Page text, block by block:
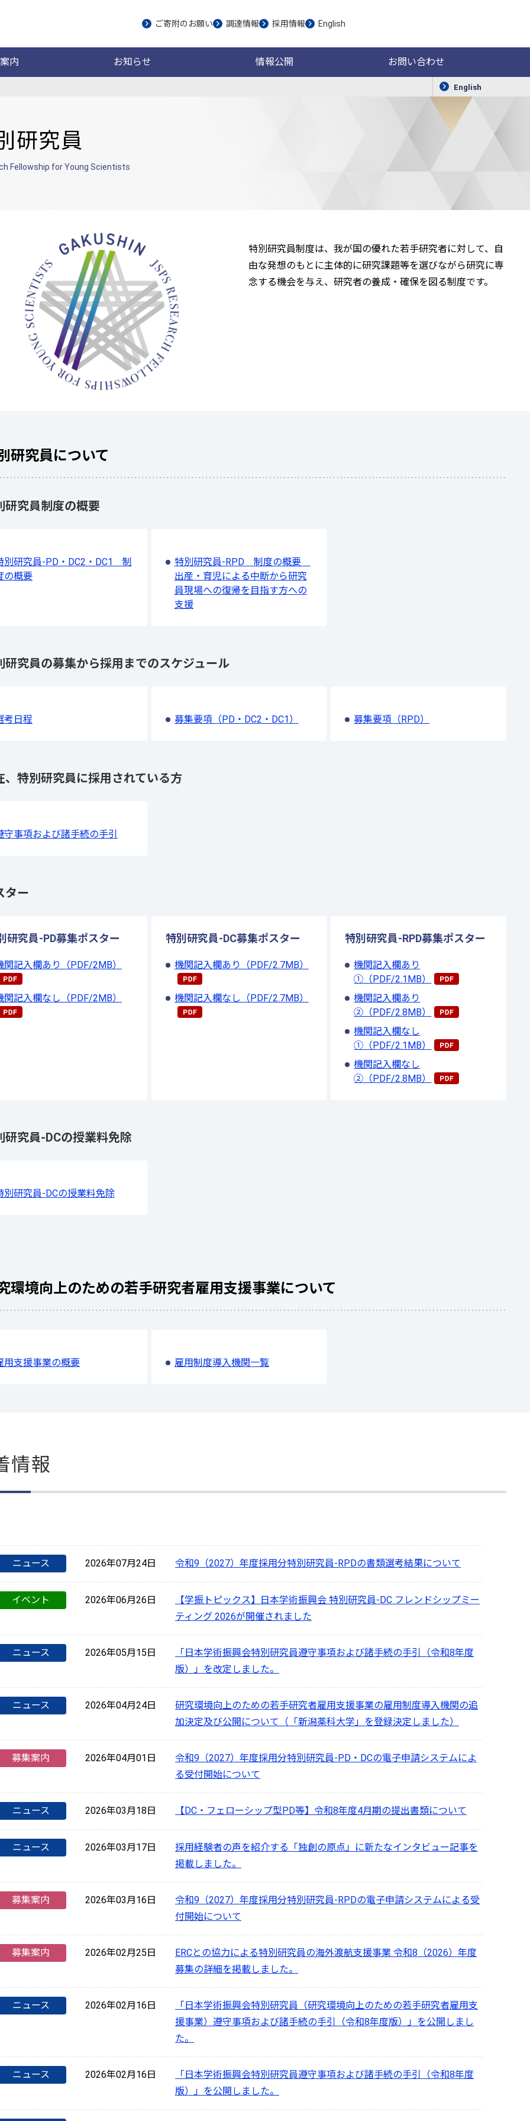
内 お知らせ 情報公開 お問い合わせ
ご寄附のお願い 調達情報 採用情報 English
English
研究員
Fellowship for Young Scientists
特別研究員制度は、我が国の優れた若手研究者に対して、自
由な発想のもとに主体的に研究課題等を選びながら研究に専
念する機会を与え、研究者の養成・確保を図る制度です。
研究員について
研究員制度の概要
別研究員-PD・DC2・DC1 制
の概要
特別研究員-RPD 制度の概要
出産・育児による中断から研究
員現場への復帰を目指す方への
支援
研究員の募集から採用までのスケジュール
考日程 募集要項（PD・DC2・DC1） 募集要項（RPD）
、特別研究員に採用されている方
守事項および諸手続の手引
ター
研究員-PD募集ポスター
関記入欄あり（PDF/2MB）
関記入欄なし（PDF/2MB）
特別研究員-DC募集ポスター
機関記入欄あり（PDF/2.7MB）
機関記入欄なし（PDF/2.7MB）
特別研究員-RPD募集ポスター
機関記入欄あり
①（PDF/2.1MB）
機関記入欄あり
②（PDF/2.8MB）
機関記入欄なし
①（PDF/2.1MB）
機関記入欄なし
②（PDF/2.8MB）
研究員-DCの授業料免除
別研究員-DCの授業料免除
環境向上のための若手研究者雇用支援事業について
用支援事業の概要 雇用制度導入機関一覧
情報
ニュース 2026年07月24日 令和9（2027）年度採用分特別研究員-RPDの書類選考結果について
イベント 2026年06月26日
【学振トピックス】日本学術振興会 特別研究員-DC フレンドシップミー
ティング 2026が開催されました
ニュース 2026年05月15日
「日本学術振興会特別研究員遵守事項および諸手続の手引（令和8年度
版）」を改定しました。
ニュース 2026年04月24日
研究環境向上のための若手研究者雇用支援事業の雇用制度導入機関の追
加決定及び公開について（「新潟薬科大学」を登録決定しました）
募集案内 2026年04月01日
令和9（2027）年度採用分特別研究員-PD・DCの電子申請システムによ
る受付開始について
ニュース 2026年03月18日 【DC・フェローシップ型PD等】令和8年度4月期の提出書類について
ニュース 2026年03月17日
採用経験者の声を紹介する「独創の原点」に新たなインタビュー記事を
掲載しました。
募集案内 2026年03月16日
令和9（2027）年度採用分特別研究員-RPDの電子申請システムによる受
付開始について
募集案内 2026年02月25日
ERCとの協力による特別研究員の海外渡航支援事業 令和8（2026）年度
募集の詳細を掲載しました。
ニュース 2026年02月16日
「日本学術振興会特別研究員（研究環境向上のための若手研究者雇用支
援事業）遵守事項および諸手続の手引（令和8年度版）」を公開しまし
た。
ニュース 2026年02月16日
「日本学術振興会特別研究員遵守事項および諸手続の手引（令和8年度
版）」を公開しました。